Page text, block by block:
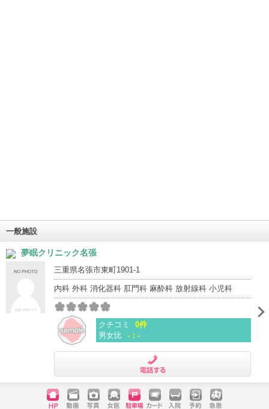
一般施設
夢眠クリニック名張
三重県名張市東町1901-1
内科 外科 消化器科 肛門科 麻酔科 放射線科 小児科
クチコミ
0件
男女比 -：-